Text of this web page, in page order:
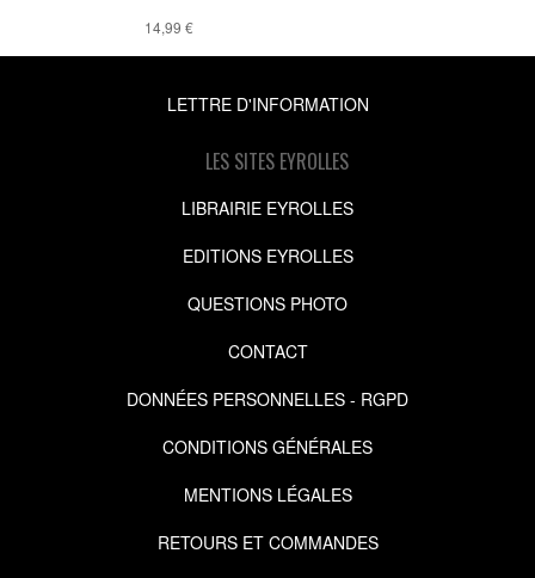
14,99 €
LETTRE D'INFORMATION
LES SITES EYROLLES
LIBRAIRIE EYROLLES
EDITIONS EYROLLES
QUESTIONS PHOTO
CONTACT
DONNÉES PERSONNELLES - RGPD
CONDITIONS GÉNÉRALES
MENTIONS LÉGALES
RETOURS ET COMMANDES